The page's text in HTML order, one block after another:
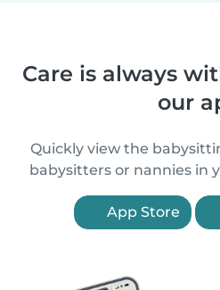
Care is always
our
Quickly view the
babysitters or nannies in
App Store